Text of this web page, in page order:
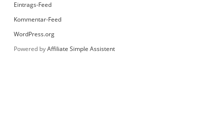
Eintrags-Feed
Kommentar-Feed
WordPress.org
Powered byAffiliate Simple Assistent